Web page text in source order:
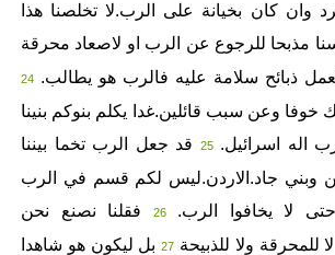
وان كان بخيانة على الرب.لا تخلصنا هذا
مذبحا للرجوع عن الرب او لاصعاد محرقة
ذبائح سلامة عليه فالرب هو يطالب. 24
خوفا وعن سبب قائلين.غدا يكلم بنوكم بنينا
اله اسرائيل. 25قد جعل الرب تخما بيننا
وبني جاد.الاردن.ليس لكم قسم في الرب
حتى لا يخافوا الرب.
26فقلنا نصنع نحن
للمحرقة ولا للذبيحة 27بل ليكون هو شاهدا